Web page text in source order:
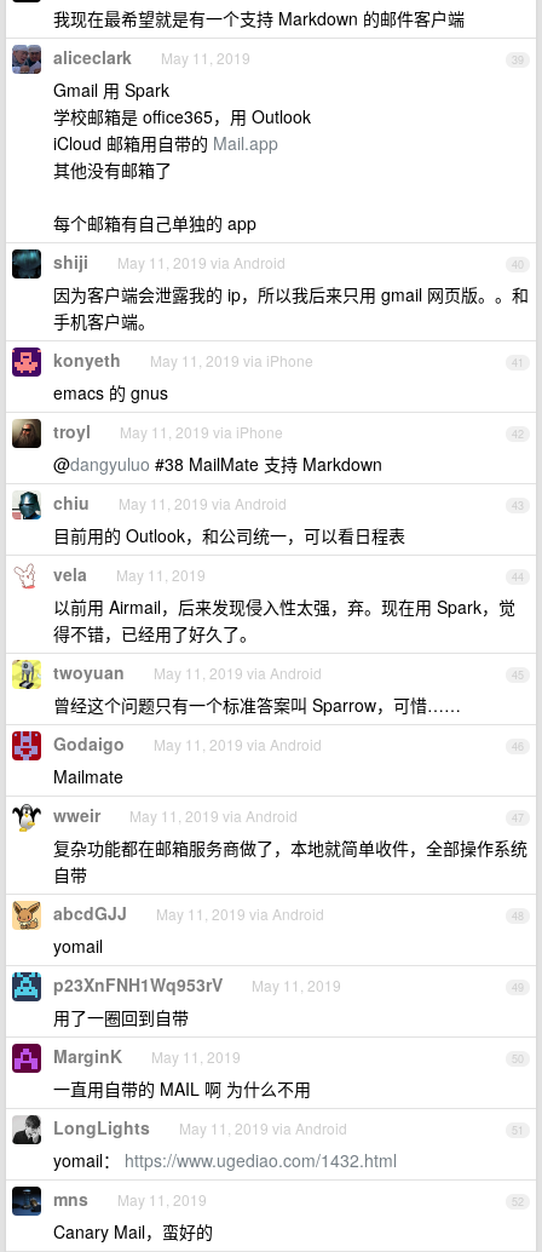
我现在最希望就是有一个支持 Markdown 的邮件客户端
39
aliceclark May 11, 2019
Gmail 用 Spark
学校邮箱是 office365，用 Outlook
iCloud 邮箱用自带的 Mail.app
其他没有邮箱了
每个邮箱有自己单独的 app
40
shiji May 11, 2019 via Android
因为客户端会泄露我的 ip，所以我后来只用 gmail 网页版。。和
手机客户端。
41
konyeth May 11, 2019 via iPhone
emacs 的 gnus
42
troyl May 11, 2019 via iPhone
@dangyuluo #38 MailMate 支持 Markdown
43
chiu May 11, 2019 via Android
目前用的 Outlook，和公司统一，可以看日程表
44
vela May 11, 2019
以前用 Airmail，后来发现侵入性太强，弃。现在用 Spark，觉
得不错，已经用了好久了。
45
twoyuan May 11, 2019 via Android
曾经这个问题只有一个标准答案叫 Sparrow，可惜……
46
Godaigo May 11, 2019 via Android
Mailmate
47
wweir May 11, 2019 via Android
复杂功能都在邮箱服务商做了，本地就简单收件，全部操作系统
自带
48
abcdGJJ May 11, 2019 via Android
yomail
49
p23XnFNH1Wq953rV May 11, 2019
用了一圈回到自带
50
MarginK May 11, 2019
一直用自带的 MAIL 啊 为什么不用
51
LongLights May 11, 2019 via Android
yomail： https://www.ugediao.com/1432.html
52
mns May 11, 2019
Canary Mail，蛮好的